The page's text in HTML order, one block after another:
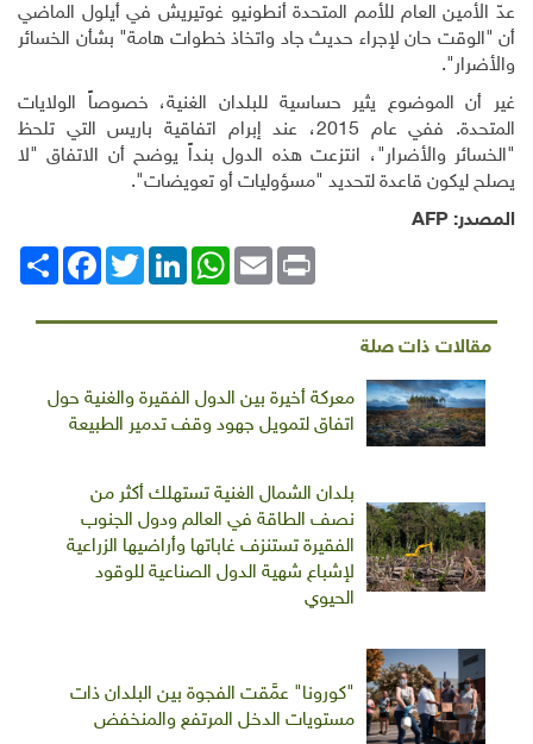
عدّ الأمين العام للأمم المتحدة أنطونيو غوتيريش في أيلول الماضي
أن "الوقت حان لإجراء حديث جاد واتخاذ خطوات هامة" بشأن الخسائر
والأضرار".
غير أن الموضوع يثير حساسية للبلدان الغنية، خصوصاً الولايات
المتحدة. ففي عام 2015، عند إبرام اتفاقية باريس التي تلحظ
"الخسائر والأضرار"، انتزعت هذه الدول بنداً يوضح أن الاتفاق "لا
يصلح ليكون قاعدة لتحديد "مسؤوليات أو تعويضات".
المصدر: AFP
انشر
FacebookTwitterLinkedIn
WhatsAppEmail Print
مقالات ذات صلة
معركة أخيرة بين الدول الفقيرة والغنية حول
اتفاق لتمويل جهود وقف تدمير الطبيعة
بلدان الشمال الغنية تستهلك أكثر من
نصف الطاقة في العالم ودول الجنوب
الفقيرة تستنزف غاباتها وأراضيها الزراعية
لإشباع شهية الدول الصناعية للوقود
الحيوي
"كورونا" عمَّقت الفجوة بين البلدان ذات
مستويات الدخل المرتفع والمنخفض